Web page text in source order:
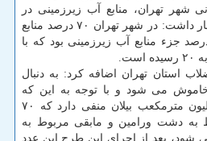
شهر تهران، منابع آب زیرزمینی در
استان نیز بهبود می یابد، اظهار داشت: در شهر تهران ۷۰ درصد منابع
آب سطحی و ۳۰ درصد جزء منابع آب زیرزمینی بود كه با
استان تهران اضافه كرد: به دنبال
طرح ۱۵۰ چاه خاموش می شود و با توجه به این كه
استان تهران منهای ۱۵۰ میلیون مترمكعب بیلان منفی دارد كه ۷۰
به دشت ورامین و مابقی مربوط به
بعد از اجرای این طرح این عدد